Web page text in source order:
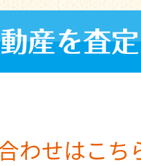
わせはこち